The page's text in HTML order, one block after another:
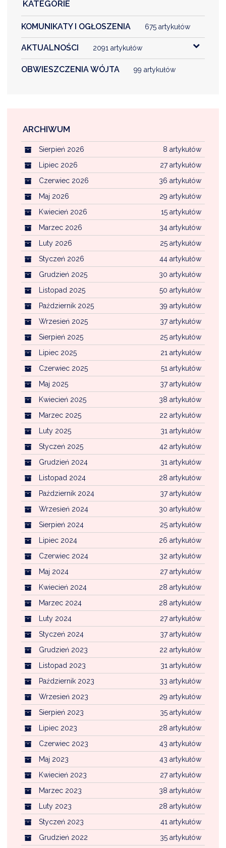
KATEGORIE
KOMUNIKATY I OGŁOSZENIA 675 artykułów
AKTUALNOŚCI 2091 artykułów
OBWIESZCZENIA WÓJTA 99 artykułów
ARCHIWUM
8 artykułów
Sierpień 2026
27 artykułów
Lipiec 2026
36 artykułów
Czerwiec 2026
29 artykułów
Maj 2026
15 artykułów
Kwiecień 2026
34 artykułów
Marzec 2026
25 artykułów
Luty 2026
44 artykułów
Styczeń 2026
30 artykułów
Grudzień 2025
50 artykułów
Listopad 2025
39 artykułów
Październik 2025
37 artykułów
Wrzesień 2025
25 artykułów
Sierpień 2025
21 artykułów
Lipiec 2025
51 artykułów
Czerwiec 2025
37 artykułów
Maj 2025
38 artykułów
Kwiecień 2025
22 artykułów
Marzec 2025
31 artykułów
Luty 2025
42 artykułów
Styczeń 2025
31 artykułów
Grudzień 2024
28 artykułów
Listopad 2024
37 artykułów
Październik 2024
30 artykułów
Wrzesień 2024
25 artykułów
Sierpień 2024
26 artykułów
Lipiec 2024
32 artykułów
Czerwiec 2024
27 artykułów
Maj 2024
28 artykułów
Kwiecień 2024
28 artykułów
Marzec 2024
27 artykułów
Luty 2024
37 artykułów
Styczeń 2024
22 artykułów
Grudzień 2023
31 artykułów
Listopad 2023
33 artykułów
Październik 2023
29 artykułów
Wrzesień 2023
35 artykułów
Sierpień 2023
28 artykułów
Lipiec 2023
43 artykułów
Czerwiec 2023
43 artykułów
Maj 2023
27 artykułów
Kwiecień 2023
38 artykułów
Marzec 2023
28 artykułów
Luty 2023
41 artykułów
Styczeń 2023
35 artykułów
Grudzień 2022